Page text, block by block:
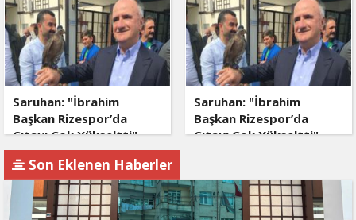
Saruhan: "İbrahim
Başkan Rizespor’da
Çıtayı Çok Yükseltti"
Saruhan: "İbrahim
Başkan Rizespor’da
Çıtayı Çok Yükseltti"
Son Eklenen Haberler